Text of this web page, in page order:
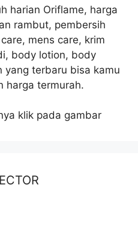
harian Oriflame, harga
rambut, pembersih
mens care, krim
body lotion, body
yang terbaru bisa kamu
harga termurah.
klik pada gambar